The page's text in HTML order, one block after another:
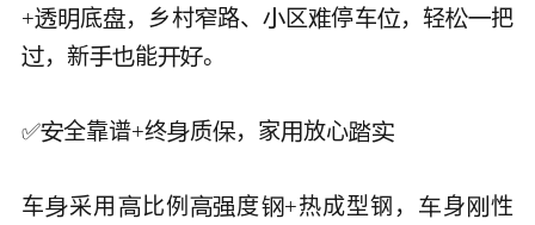
+底，乡村路、 区 停车，轻把
，新能。
✅全靠谱+终质，家放心
车采用 比例度+热成型钢， 身  性